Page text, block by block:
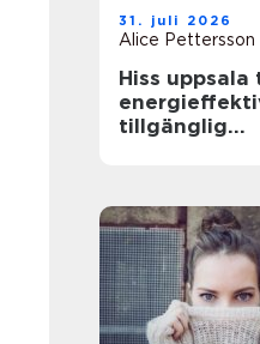
31. juli 2026
Alice Pettersson
Hiss uppsala trygg,
tillgänglig